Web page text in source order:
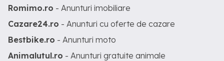
Romimo.ro - Anunturi imobiliare
Cazare24.ro - Anunturi cu oferte de cazare
Bestbike.ro - Anunturi moto
Animalutul.ro - Anunturi gratuite animale